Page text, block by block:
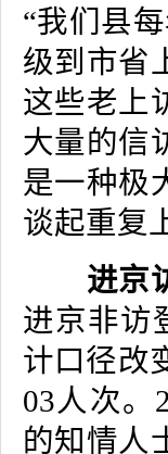
“我们县
级到市省
这些老上
大量的信
是一种极
谈起重复
进京
进京非访
计口径改
03人次。
的知情人